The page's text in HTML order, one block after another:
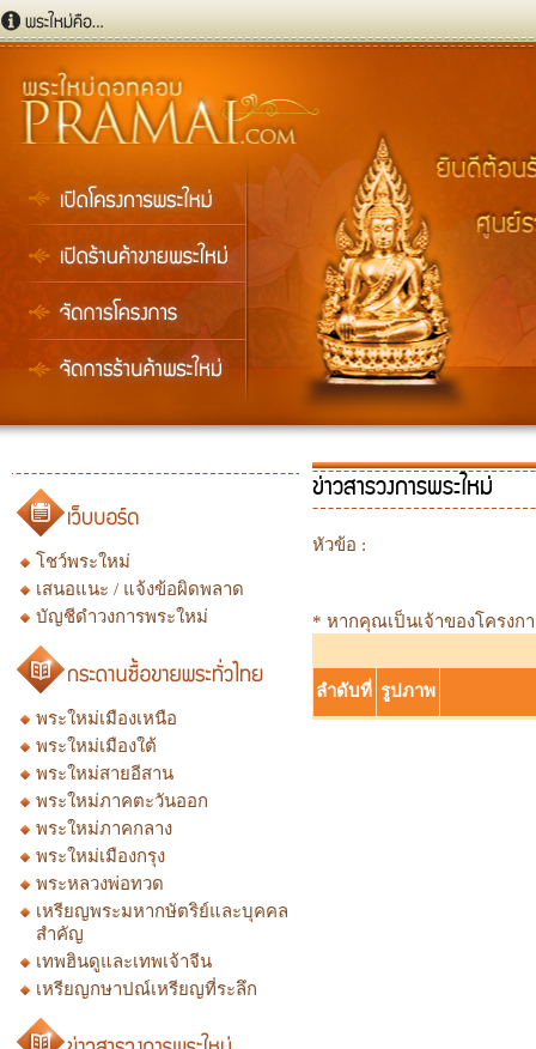
โชว์พระใหม่
เสนอแนะ / แจ้งข้อผิดพลาด
บัญชีดำวงการพระใหม่
พระใหม่เมืองเหนือ
พระใหม่เมืองใต้
พระใหม่สายอีสาน
พระใหม่ภาคตะวันออก
พระใหม่ภาคกลาง
พระใหม่เมืองกรุง
พระหลวงพ่อทวด
เหรียญพระมหากษัตริย์และบุคคล
สำคัญ
เทพฮินดูและเทพเจ้าจีน
เหรียญกษาปณ์เหรียญที่ระลึก
ข่าวสารวงการพระใหม่
หัวข้อ :
* หากคุณเป็นเจ้าของโครงก
ลำดับที่ รูปภาพ